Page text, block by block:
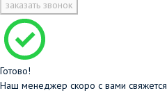
заказать звонок
Готово!
Наш менеджер скоро с вами свяжется